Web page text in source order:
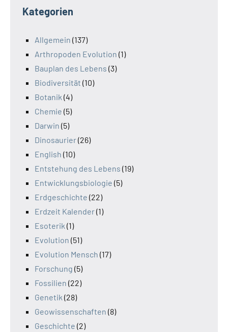
Kategorien
Allgemein (137)
Arthropoden Evolution (1)
Bauplan des Lebens (3)
Biodiversität (10)
Botanik (4)
Chemie (5)
Darwin (5)
Dinosaurier(26)
English (10)
Entstehung des Lebens (19)
Entwicklungsbiologie (5)
Erdgeschichte (22)
Erdzeit Kalender(1)
Esoterik (1)
Evolution (51)
Evolution Mensch (17)
Forschung (5)
Fossilien (22)
Genetik (28)
Geowissenschaften (8)
Geschichte (2)